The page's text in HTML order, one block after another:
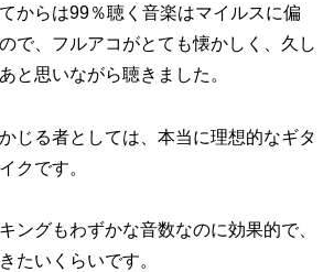
からは99％聴く音楽はマイルスに偏
で、フルアコがとても懐かしく、久し
と思いながら聴きました。
じる者としては、本当に理想的なギタ
クです。
ングもわずかな音数なのに効果的で、
たいくらいです。